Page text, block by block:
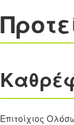
Επιτοίχιος